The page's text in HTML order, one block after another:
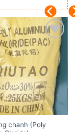
Add to
wishlist
chanh (Poly